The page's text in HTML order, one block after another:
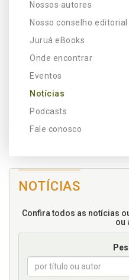
Nossos autores
Nosso conselho editorial
Juruá eBooks
Onde encontrar
Eventos
Notícias
Podcasts
Fale conosco
NOTÍCIAS
Confira todos as notícias
ou